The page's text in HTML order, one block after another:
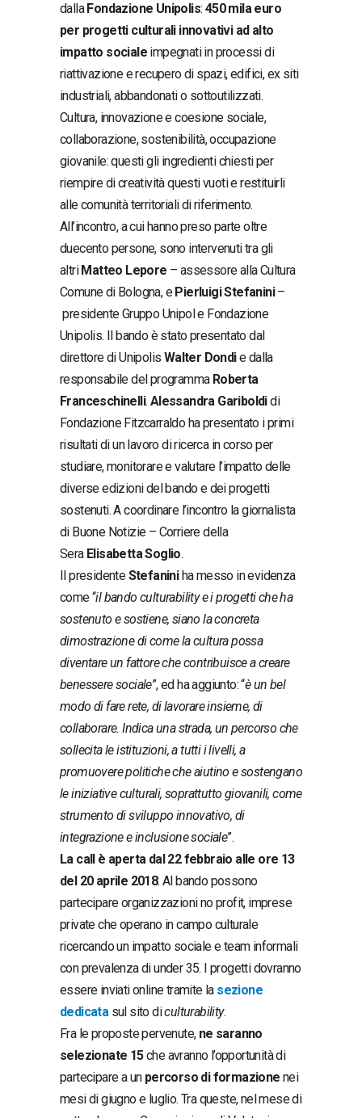
dallaFondazione Unipolis: 450 mila euro
per progetti culturali innovativi ad alto
impatto sociale impegnati in processi di
riattivazione e recupero di spazi, edifici, ex siti
industriali, abbandonati o sottoutilizzati.
Cultura, innovazione e coesione sociale,
collaborazione, sostenibilità, occupazione
giovanile: questi gli ingredienti chiesti per
riempire di creatività questi vuoti e restituirli
alle comunità territoriali di riferimento.
All’incontro, a cui hanno preso parte oltre
duecento persone, sono intervenuti tra gli
altriMatteo Lepore – assessore alla Cultura
Comune di Bologna, ePierluigi Stefanini–
presidente Gruppo Unipol e Fondazione
Unipolis. Il bando è stato presentato dal
direttore di Unipolis Walter Dondie dalla
responsabile del programma Roberta
Franceschinelli. Alessandra Gariboldidi
Fondazione Fitzcarraldo ha presentato i primi
risultati di un lavoro di ricerca in corso per
studiare, monitorare e valutare l’impatto delle
diverse edizioni del bando e dei progetti
sostenuti. A coordinare l’incontro la giornalista
di Buone Notizie – Corriere della
Sera Elisabetta Soglio.
Il presidenteStefaniniha messo in evidenza
come “il bando culturability e i progetti che ha
sostenuto e sostiene, siano la concreta
dimostrazione di come la cultura possa
diventare un fattore che contribuisce a creare
benessere sociale”, ed ha aggiunto: “è un bel
modo di fare rete, di lavorare insieme, di
collaborare. Indica una strada, un percorso che
sollecita le istituzioni, a tutti i livelli, a
promuovere politiche che aiutino e sostengano
le iniziative culturali, soprattutto giovanili, come
strumento di sviluppo innovativo, di
integrazione e inclusione sociale”.
La call è aperta dal 22 febbraio alle ore 13
del 20 aprile 2018. Al bando possono
partecipare organizzazioni no profit, imprese
private che operano in campo culturale
ricercando un impatto sociale e team informali
con prevalenza di under 35. I progetti dovranno
essere inviati online tramite la sezione
dedicatasul sito diculturability.
Fra le proposte pervenute, ne saranno
selezionate 15che avranno l’opportunità di
partecipare a un percorso di formazione nei
mesi di giugno e luglio. Tra queste, nel mese di